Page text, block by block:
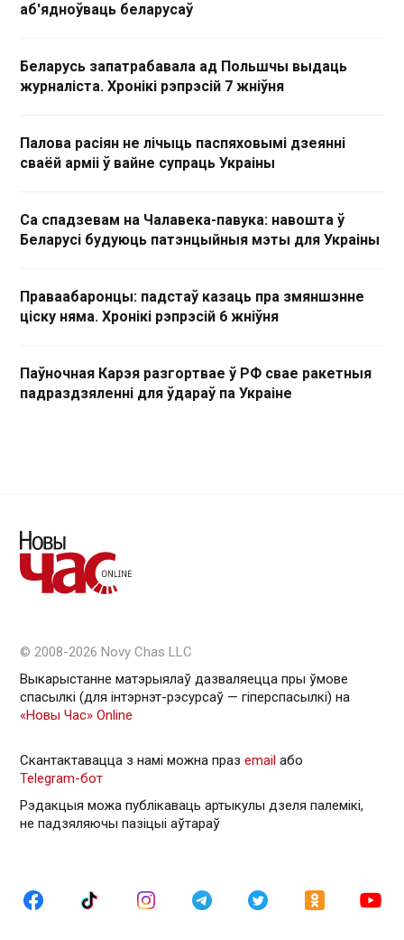
аб'ядноўваць беларусаў
Беларусь запатрабавала ад Польшчы выдаць
журналіста. Хронікі рэпрэсій 7 жніўня
Палова расіян не лічыць паспяховымі дзеянні
сваёй арміі ў вайне супраць Украіны
Са спадзевам на Чалавека-павука: навошта ў
Беларусі будуюць патэнцыйныя мэты для Украіны
Праваабаронцы: падстаў казаць пра змяншэнне
ціску няма. Хронікі рэпрэсій 6 жніўня
Паўночная Карэя разгортвае ў РФ свае ракетныя
падраздзяленні для ўдараў па Украіне
© 2008-2026 Novy Chas LLC
Выкарыстанне матэрыялаў дазваляецца пры ўмове
спасылкі (для інтэрнэт-рэсурсаў — гiперспасылкi) на
«Новы Час» Online
Скантактавацца з намі можна праз email або
Telegram-бот
Рэдакцыя можа публікаваць артыкулы дзеля палемікі,
не падзяляючы пазіцыі аўтараў